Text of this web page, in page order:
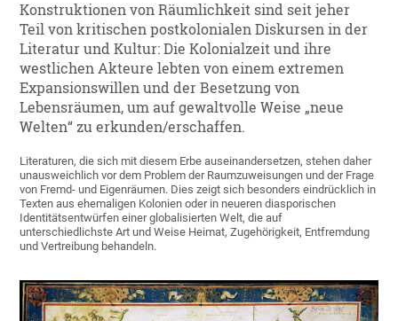
Konstruktionen von Räumlichkeit sind seit jeher
Teil von kritischen postkolonialen Diskursen in der
Literatur und Kultur: Die Kolonialzeit und ihre
westlichen Akteure lebten von einem extremen
Expansionswillen und der Besetzung von
Lebensräumen, um auf gewaltvolle Weise „neue
Welten“ zu erkunden/erschaffen.
Literaturen, die sich mit diesem Erbe auseinandersetzen, stehen daher
unausweichlich vor dem Problem der Raumzuweisungen und der Frage
von Fremd- und Eigenräumen. Dies zeigt sich besonders eindrücklich in
Texten aus ehemaligen Kolonien oder in neueren diasporischen
Identitätsentwürfen einer globalisierten Welt, die auf
unterschiedlichste Art und Weise Heimat, Zugehörigkeit, Entfremdung
und Vertreibung behandeln.